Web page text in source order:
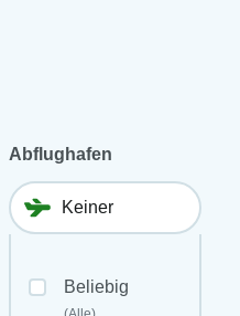
Abflughafen
Beliebig